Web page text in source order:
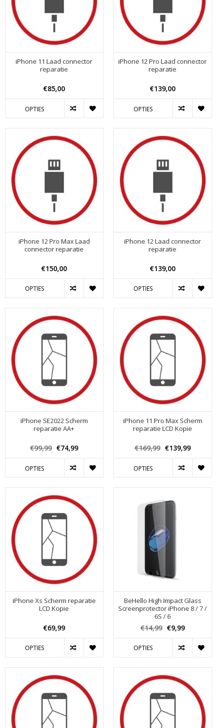
iPhone 11 Laad connector
reparatie
€85,00
OPTIES
iPhone 12 Pro Laad connector
reparatie
€139,00
OPTIES
iPhone 12 Pro Max Laad
connector reparatie
€150,00
OPTIES
iPhone 12 Laad connector
reparatie
€139,00
OPTIES
iPhone SE2022 Scherm
reparatie AA+
€99,99 €74,99
OPTIES
iPhone 11 Pro Max Scherm
reparatie LCD Kopie
€169,99 €139,99
OPTIES
iPhone Xs Scherm reparatie
LCD Kopie
€69,99
OPTIES
BeHello High Impact Glass
Screenprotector iPhone 8 / 7 /
6S / 6
€14,99 €9,99
OPTIES